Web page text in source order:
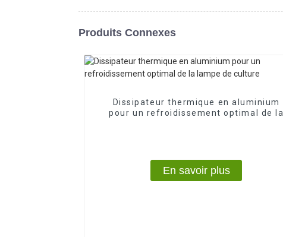
Produits Connexes
Dissipateur thermique en aluminium
pour un refroidissement optimal de la
En savoir plus